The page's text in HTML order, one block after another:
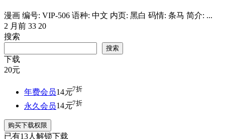
漫画 编号: VIP-506 语种: 中文 内页: 黑白 码情: 条马 简介: ...
2 月前 33 20
搜索
搜索
下载
20元
年费会员14元7折
永久会员14元7折
购买下载权限
已有13人解锁下载